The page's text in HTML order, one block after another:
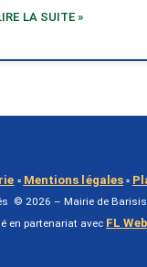
LA SUITE »
▫ Mentions légales ▫
© 2026 – Mairie de
en partenariat avec FL Web